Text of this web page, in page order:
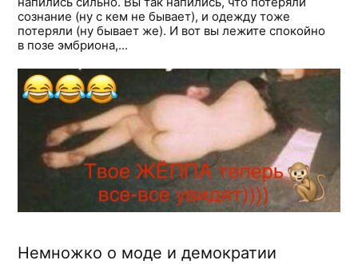
сознание (ну с кем не бывает), и одежду тоже
потеряли (ну бывает же). И вот вы лежите спокойно
в позе эмбриона,...
Немножко о моде и демократии